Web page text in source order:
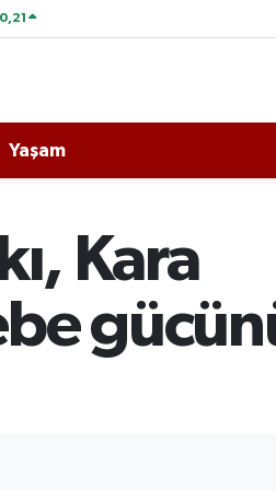
Yaşam
Kara